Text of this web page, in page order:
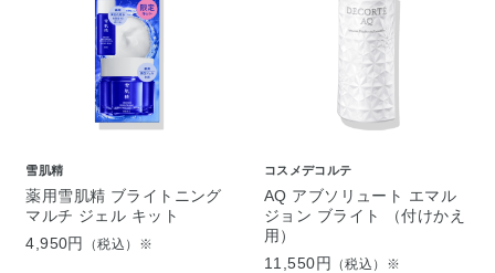
雪肌精
薬用雪肌精 ブライトニング
マルチ ジェル キット
4,950円
（税込）※
コスメデコルテ
AQ アブソリュート エマル
ジョン ブライト （付けかえ
用）
11,550円
（税込）※